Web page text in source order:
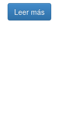
Leer más